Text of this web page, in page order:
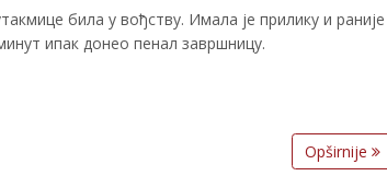
била у вођству. Имала је прилику и раније
ипак донео пенал завршницу.
Opširnije